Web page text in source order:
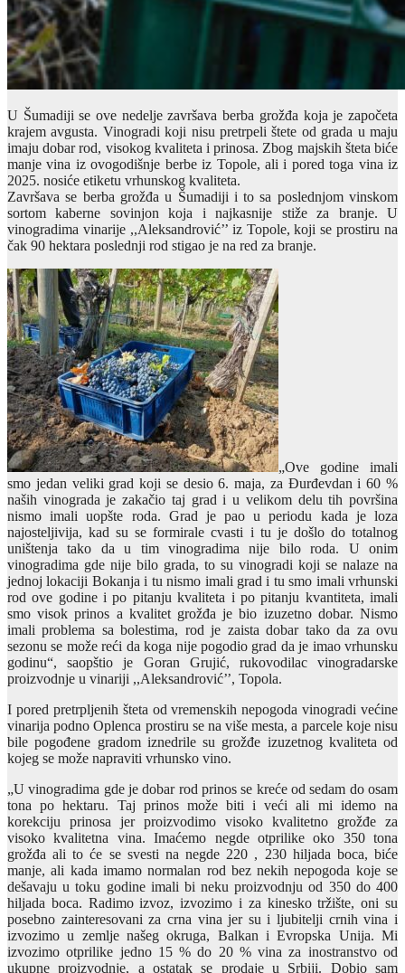
U Šumadiji se ove nedelje završava berba grožđa koja je započeta
krajem avgusta. Vinogradi koji nisu pretrpeli štete od grada u maju
imaju dobar rod, visokog kvaliteta i prinosa. Zbog majskih šteta biće
manje vina iz ovogodišnje berbe iz Topole, ali i pored toga vina iz
2025. nosiće etiketu vrhunskog kvaliteta.
Završava se berba grožđa u Šumadiji i to sa poslednjom vinskom
sortom kaberne sovinjon koja i najkasnije stiže za branje. U
vinogradima vinarije ,,Aleksandrović’’ iz Topole, koji se prostiru na
čak 90 hektara poslednji rod stigao je na red za branje.
„Ove godine imali
smo jedan veliki grad koji se desio 6. maja, za Đurđevdan i 60 %
naših vinograda je zakačio taj grad i u velikom delu tih površina
nismo imali uopšte roda. Grad je pao u periodu kada je loza
najosteljivija, kad su se formirale cvasti i tu je došlo do totalnog
uništenja tako da u tim vinogradima nije bilo roda. U onim
vinogradima gde nije bilo grada, to su vinogradi koji se nalaze na
jednoj lokaciji Bokanja i tu nismo imali grad i tu smo imali vrhunski
rod ove godine i po pitanju kvaliteta i po pitanju kvantiteta, imali
smo visok prinos a kvalitet grožđa je bio izuzetno dobar. Nismo
imali problema sa bolestima, rod je zaista dobar tako da za ovu
sezonu se može reći da koga nije pogodio grad da je imao vrhunsku
godinu“, saopštio je Goran Grujić, rukovodilac vinogradarske
proizvodnje u vinariji ,,Aleksandrović’’, Topola.
I pored pretrpljenih šteta od vremenskih nepogoda vinogradi većine
vinarija podno Oplenca prostiru se na više mesta, a parcele koje nisu
bile pogođene gradom iznedrile su grožđe izuzetnog kvaliteta od
kojeg se može napraviti vrhunsko vino.
„U vinogradima gde je dobar rod prinos se kreće od sedam do osam
tona po hektaru. Taj prinos može biti i veći ali mi idemo na
korekciju prinosa jer proizvodimo visoko kvalitetno grožđe za
visoko kvalitetna vina. Imaćemo negde otprilike oko 350 tona
grožđa ali to će se svesti na negde 220 , 230 hiljada boca, biće
manje, ali kada imamo normalan rod bez nekih nepogoda koje se
dešavaju u toku godine imali bi neku proizvodnju od 350 do 400
hiljada boca. Radimo izvoz, izvozimo i za kinesko tržište, oni su
posebno zainteresovani za crna vina jer su i ljubitelji crnih vina i
izvozimo u zemlje našeg okruga, Balkan i Evropska Unija. Mi
izvozimo otprilike jedno 15 % do 20 % vina za inostranstvo od
ukupne proizvodnje, a ostatak se prodaje u Srbiji. Dobio sam